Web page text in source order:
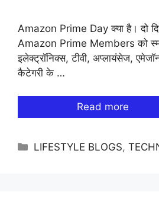
Amazon Prime Day क्या है। दो
Amazon Prime Members को
इलेक्ट्रॉनिक्स, टीवी, अप्लायंसेज,
कैटेगरी के …
Read more
Categories
LIFESTYLE BLOGS,